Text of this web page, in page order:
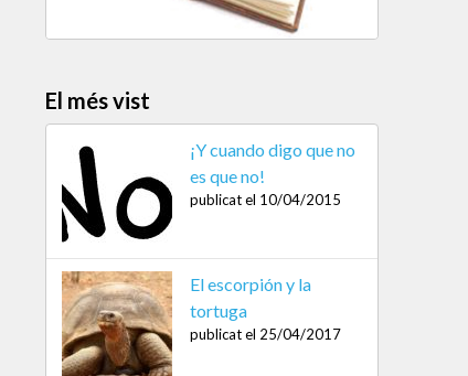
El més vist
¡Y cuando digo que no
es que no!
publicat el 10/04/2015
El escorpión y la
tortuga
publicat el 25/04/2017